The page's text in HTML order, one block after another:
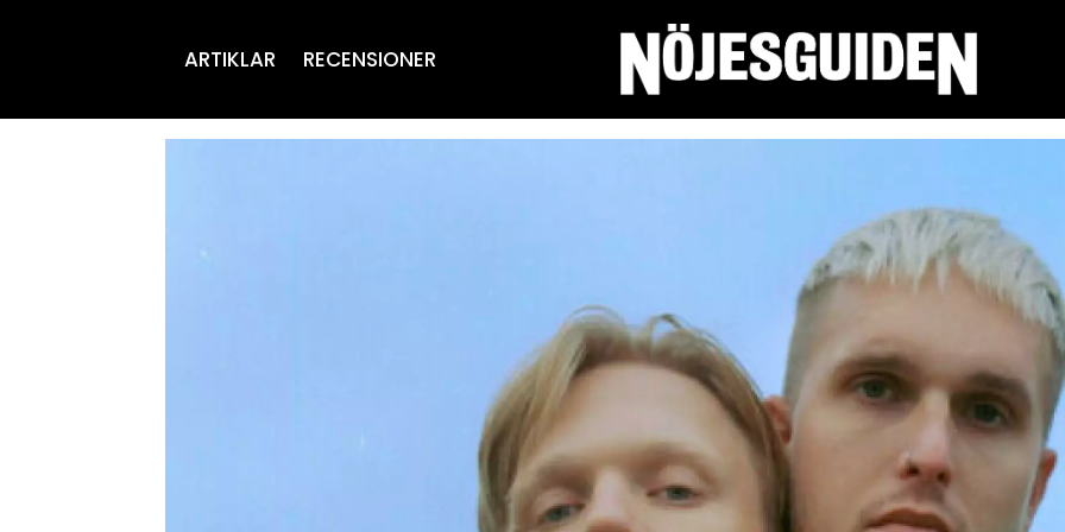
ARTIKLAR RECENSIONER